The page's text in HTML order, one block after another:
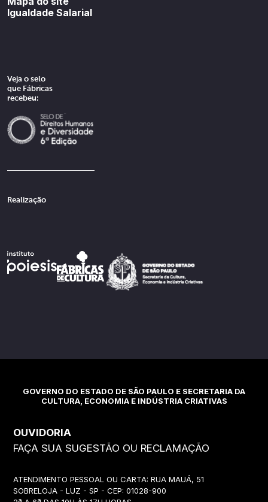
Igualdade Salarial
Veja o selo
que Fábricas
recebeu:
Realização
GOVERNO DO ESTADO DE SÃO PAULO E SECRETARIA DA
CULTURA, ECONOMIA E INDÚSTRIA CRIATIVAS
OUVIDORIA
FAÇA SUA SUGESTÃO OU RECLAMAÇÃO
ATENDIMENTO PESSOAL OU CARTA: RUA MAUÁ, 51
SOBRELOJA - LUZ - SP - CEP: 01028-900